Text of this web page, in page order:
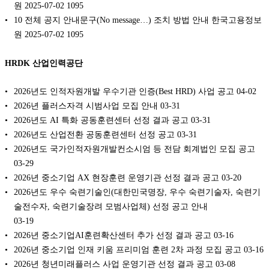
원 2025-07-02 1095
10 전체 공지 안내문구(No message…) 조치 방법 안내 한국고용정보
원 2025-07-02 1095
HRDK 산업인력공단
2026년도 인적자원개발 우수기관 인증(Best HRD) 사업 공고 04-02
2026년 플러스자격 시범사업 모집 안내 03-31
2026년도 AI 특화 공동훈련센터 선정 결과 공고 03-31
2026년도 산업전환 공동훈련센터 선정 공고 03-31
2026년도 국가인적자원개발컨소시엄 등 전담 회계법인 모집 공고
03-29
2026년 중소기업 AX 현장훈련 운영기관 선정 결과 공고 03-20
2026년도 우수 숙련기술인(대한민국명장, 우수 숙련기술자, 숙련기
술전수자, 숙련기술장려 모범사업체) 선정 공고 안내
03-19
2026년 중소기업AI훈련확산센터 추가 선정 결과 공고 03-16
2026년 중소기업 인재 키움 프리미엄 훈련 2차 과정 모집 공고 03-16
2026년 청년미래플러스 사업 운영기관 선정 결과 공고 03-08